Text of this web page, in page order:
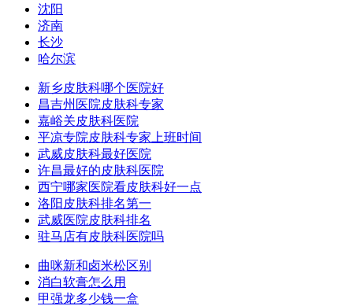
沈阳
济南
长沙
哈尔滨
新乡皮肤科哪个医院好
昌吉州医院皮肤科专家
嘉峪关皮肤科医院
平凉专院皮肤科专家上班时间
武威皮肤科最好医院
许昌最好的皮肤科医院
西宁哪家医院看皮肤科好一点
洛阳皮肤科排名第一
武威医院皮肤科排名
驻马店有皮肤科医院吗
曲咪新和卤米松区别
消白软膏怎么用
甲强龙多少钱一盒